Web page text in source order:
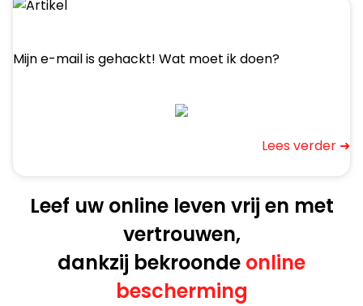
Mijn e-mail is gehackt! Wat moet ik doen?
Lees verder ➜
Leef uw online leven vrij en met
vertrouwen,
dankzij bekroonde online
bescherming